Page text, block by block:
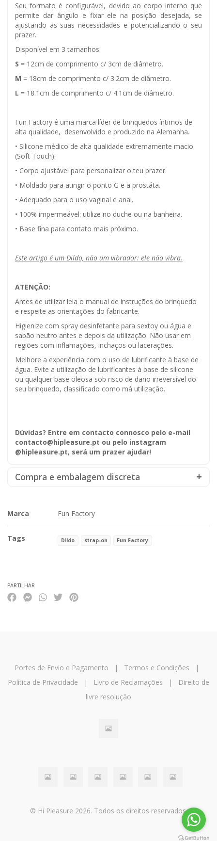
Seu formato é configurável, devido ao corpo interno que
permite dar ângulo e fixar ele na posição desejada, se
ajustando as suas necessidades e potencializando o seu
prazer.
Disponível em 3 tamanhos:
S = 12cm de comprimento c/ 3cm de diâmetro.
M = 18cm de comprimento c/ 3.2cm de diâmetro.
L = 18.1cm de comprimento c/ 4.1cm de diâmetro.
Fun Factory é uma marca líder de brinquedos íntimos de
alta qualidade, desenvolvido e produzido na Alemanha.
• Silicone médico de alta qualidade extremamente macio
(Soft Touch).
• Corpo ajustável para personalizar o teu prazer.
• Moldado para atingir o ponto G e a prostáta.
• Adequado para o uso vaginal e anal.
• 100% impermeável: utilize no duche ou na banheira.
• Base fina para contato mais próximo.
Este artigo é um Dildo, não um vibrador: ele não vibra.
ATENÇÃO:
Antes de utilizar leia o manual de instruções do brinquedo
e respeite as orientações do fabricante.
Higienize com spray desinfetante para sextoy ou água e
sabão neutro antes e depois da utilização. Não usar em
regiões com inflamações, inchaços ou lacerações.
Melhore a experiência com o uso de lubrificante à base de
água. Evite a utilização de lubrificantes à base de silicone
ou qualquer base oleosa sob risco de dano irreversível do
seu brinquedo, classificado como má utilização.
Dúvidas? Entre em contacto connosco pelo e-mail
contacto@hipleasure.pt ou pelo instagram
@hipleasure.pt, será um prazer ajudar!
Compra e embalagem discreta
Marca Fun Factory
Tags Dildo strap-on Fun Factory
PARTILHAR
Portes de Envio e Pagamento | Termos e Condições |
Política de Privacidade | Livro de Reclamações |
Direito de
livre resolução
© Hi Pleasure 2026. Todos os direitos reservados.